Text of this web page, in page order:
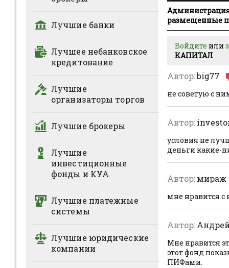
Лучшие банки
Лучшее небанковское
кредитование
Лучшие
организаторы торгов
Лучшие брокеры
Лучшие
инвестиционные
фонды и КУА
Лучшие платежные
системы
Лучшие юридические
компании
размещенные
Войдите или
КАПИТАЛ
Автор:big77
не советую с
Автор:
условия не
деньги какие-
Автор:мираж
мне нравится с
Автор:
Мне нравится
этот фонд
ПИФами.